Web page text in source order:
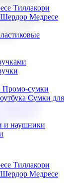
Тиллакори
Шердор Медресе
Промо-сумки
Сумки для
и наушники
подарков и
Тиллакори
Шердор Медресе